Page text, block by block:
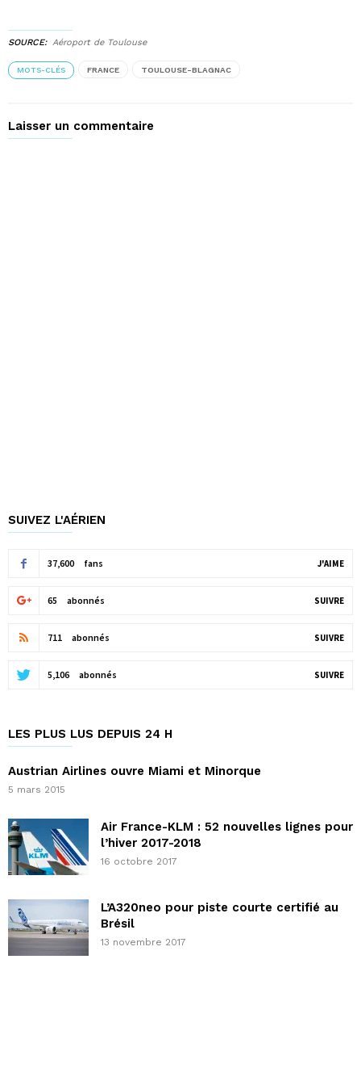
SOURCE Aéroport de Toulouse
MOTS-CLÉS FRANCE TOULOUSE-BLAGNAC
Laisser un commentaire
SUIVEZ L'AÉRIEN
37,600 fans J'AIME
65 abonnés SUIVRE
711 abonnés SUIVRE
5,106 abonnés SUIVRE
LES PLUS LUS DEPUIS 24 H
Austrian Airlines ouvre Miami et Minorque
5 mars 2015
Air France-KLM : 52 nouvelles lignes pour
l’hiver 2017-2018
16 octobre 2017
L’A320neo pour piste courte certifié au
Brésil
13 novembre 2017